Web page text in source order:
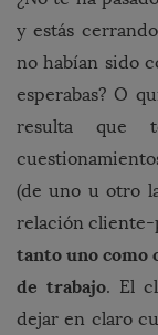
y estás
no habían sido
esperabas? O
resulta que
(de uno u otro
relación
tanto uno como
de trabajo. El
dejar en claro